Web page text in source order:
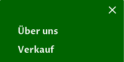
×
Über uns
Verkauf